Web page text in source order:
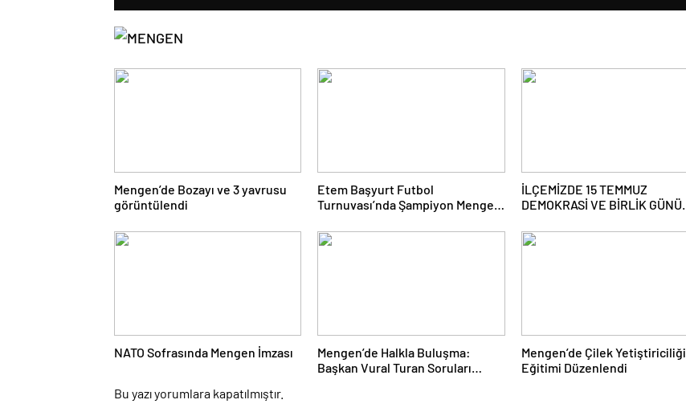
Mengen’de Bozayı ve 3 yavrusu
görüntülendi
Etem Başyurt Futbol
Turnuvası’nda Şampiyon Mengen
İLÇEMİZDE 15 TEMMUZ
DEMOKRASİ VE BİRLİK GÜNÜ
NATO Sofrasında Mengen İmzası
Mengen’de Halkla Buluşma:
Başkan Vural Turan Soruları
Mengen’de Çilek Yetiştiriciliği
Eğitimi Düzenlendi
Bu yazı yorumlara kapatılmıştır.